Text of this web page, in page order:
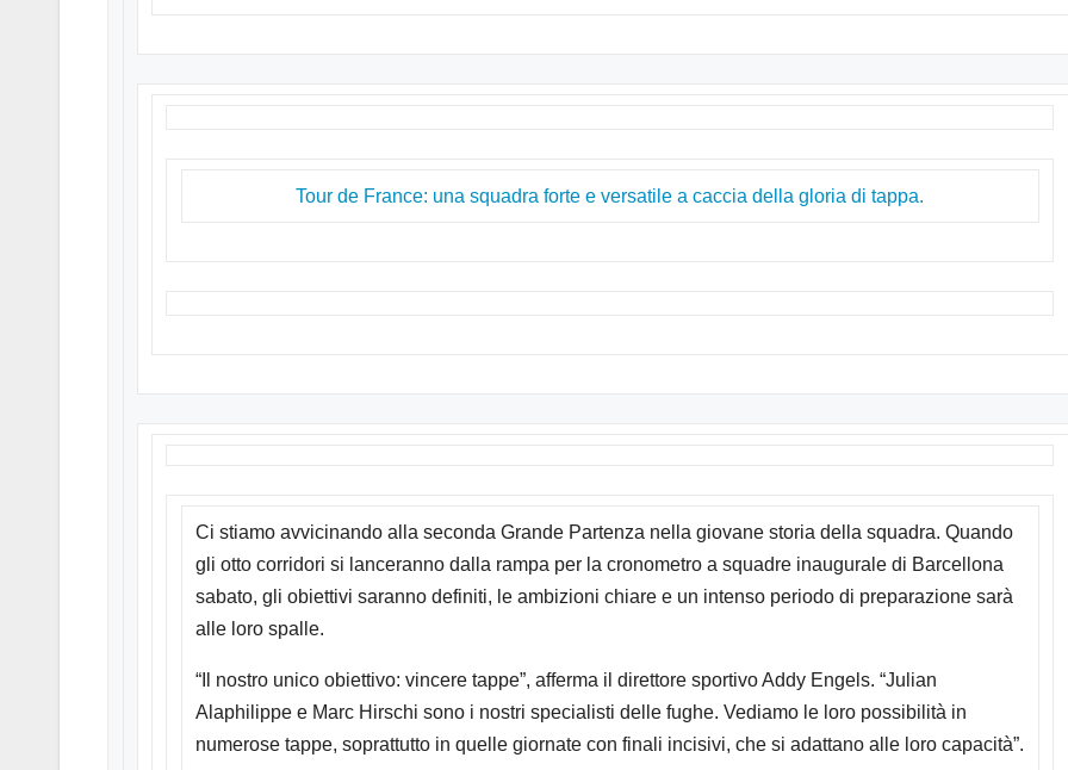
Tour de France: una squadra forte e versatile a caccia della gloria di tappa.
Ci stiamo avvicinando alla seconda Grande Partenza nella giovane storia della squadra. Quando
gli otto corridori si lanceranno dalla rampa per la cronometro a squadre inaugurale di Barcellona
sabato, gli obiettivi saranno definiti, le ambizioni chiare e un intenso periodo di preparazione sarà
alle loro spalle.
“Il nostro unico obiettivo: vincere tappe”, afferma il direttore sportivo Addy Engels. “Julian
Alaphilippe e Marc Hirschi sono i nostri specialisti delle fughe. Vediamo le loro possibilità in
numerose tappe, soprattutto in quelle giornate con finali incisivi, che si adattano alle loro capacità”.